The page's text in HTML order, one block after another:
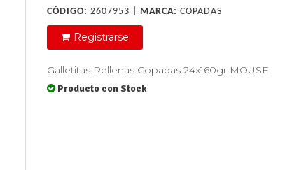
CÓDIGO: 2607953 | MARCA: COPADAS
Registrarse
Galletitas Rellenas Copadas 24x160gr MOUSE
Producto con Stock